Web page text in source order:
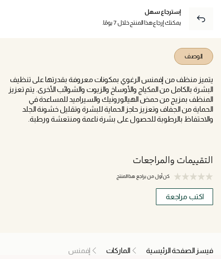
إسترجاع سهل
يمكنك إرجاع هذا المنتج خلال 7 يومًا.
الوصف
يتميز منظف من إفمنس الرغوي بمكونات معروفة بقدرتها على تنظيف
البشرة بالكامل من المكياج والأوساخ والزيوت والشوائب الأخرى. يتم تعزيز
المنظف بمزيج من حمض الهيالورونيك والسيراميد للمساعدة في
الحماية من الجفاف وتعزيز حاجز الحماية للبشرة وتقليل خشونة الجلد
والاحتفاظ بالرطوبة للحصول على بشرة ناعمة ومنتعشة ورطبة.
التقييمات والمراجعات
كن أول من يراجع هذا المنتج
اكتب مراجعة
فيسز الصفحة الرئيسية الماركات إفمنس